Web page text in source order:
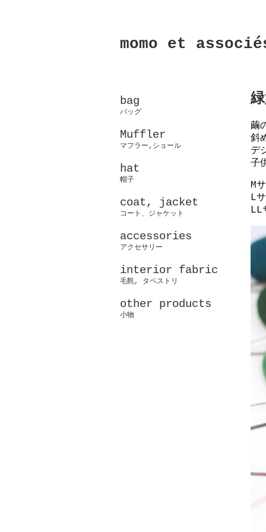
momo et
bag
バッグ
Muffler
マフラー,ショール
hat
帽子
coat, jacket
コート、ジャケット
accessories
アクセサリー
interior fabric
毛氈, タペストリ
other products
小物
繭
斜
デ
子
M
L
LL